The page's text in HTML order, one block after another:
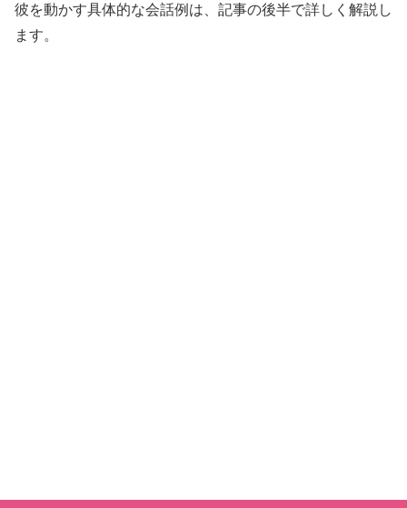
彼を動かす具体的な会話例は、記事の後半で詳しく解説し
ます。